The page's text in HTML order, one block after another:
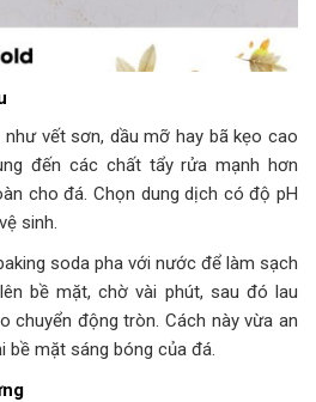
vết sơn, dầu mỡ hay bã kẹo cao
đến các chất tẩy rửa mạnh hơn
cho đá. Chọn dung dịch có độ pH
sinh.
soda pha với nước để làm sạch
bề mặt, chờ vài phút, sau đó lau
chuyển động tròn. Cách này vừa an
bề mặt sáng bóng của đá.